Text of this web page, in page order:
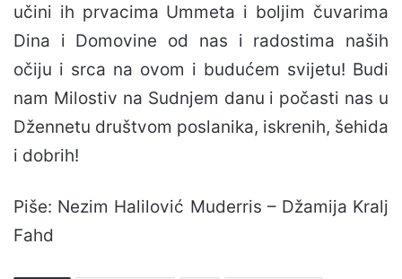
učini ih prvacima Ummeta i boljim čuvarima
Dina i Domovine od nas i radostima naših
očiju i srca na ovom i budućem svijetu! Budi
nam Milostiv na Sudnjem danu i počasti nas u
Džennetu društvom poslanika, iskrenih, šehida
i dobrih!
Piše: Nezim Halilović Muderris – Džamija Kralj
Fahd